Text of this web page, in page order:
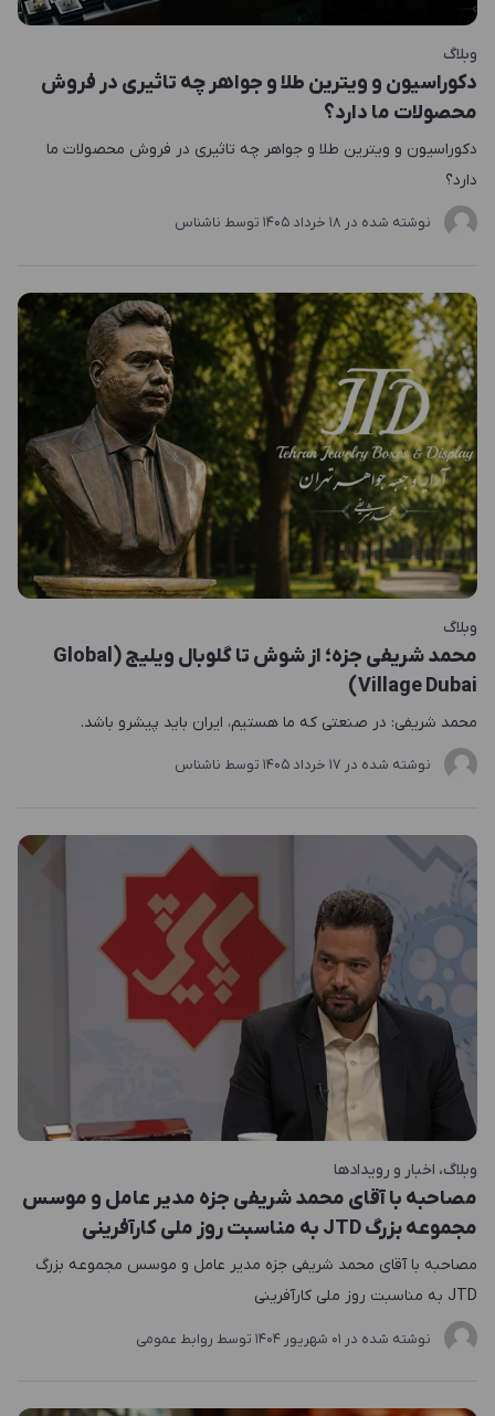
وبلاگ
دکوراسیون و ویترین طلا و جواهر چه تاثیری در فروش
محصولات ما دارد؟
دکوراسیون و ویترین طلا و جواهر چه تاثیری در فروش محصولات ما
دارد؟
نوشته شده در 18 خرداد 1405 توسط ناشناس
وبلاگ
محمد شریفی جزه؛ از شوش تا گلوبال ویلیج (Global
Village Dubai)
محمد شریفی: در صنعتی که ما هستیم، ایران باید پیشرو باشد.
نوشته شده در 17 خرداد 1405 توسط ناشناس
وبلاگ اخبار و رویدادها
مصاحبه با آقای محمد شریفی جزه مدیر عامل و موسس
مجموعه بزرگ JTD به مناسبت روز ملی کارآفرینی
مصاحبه با آقای محمد شریفی جزه مدیر عامل و موسس مجموعه بزرگ
JTD به مناسبت روز ملی کارآفرینی
نوشته شده در 01 شهریور 1404 توسط روابط عمومی